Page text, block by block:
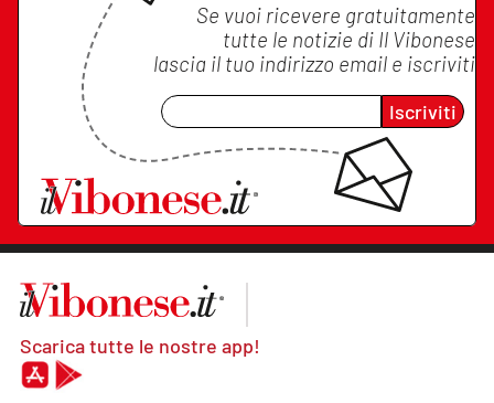
Se vuoi ricevere gratuitamente
tutte le notizie di Il Vibonese
lascia il tuo indirizzo email e iscriviti
Iscriviti
Scarica tutte le nostre app!